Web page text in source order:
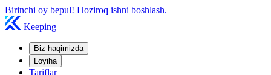
Birinchi oy bepul! Hoziroq ishni boshlash.
Keeping
Biz haqimizda
Loyiha
Tariflar